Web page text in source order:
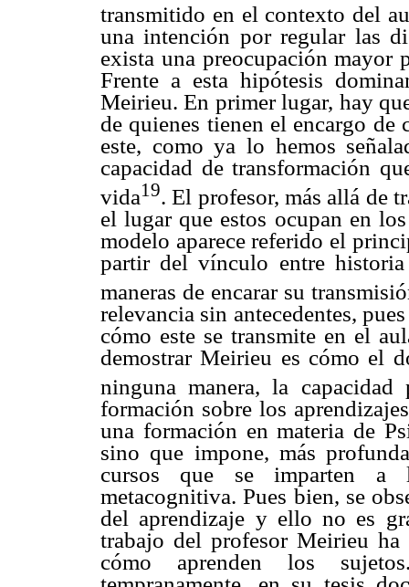
transmitido en el contexto del
una intención por regular las
exista una preocupación mayor
Frente a esta hipótesis
Meirieu. En primer lugar, hay
de quienes tienen el encargo
este, como ya lo hemos
capacidad de transformación
vida19. El profesor, más allá de
el lugar que estos ocupan en
modelo aparece referido el
partir del vínculo entre
maneras de encarar su
relevancia sin antecedentes,
cómo este se transmite en el
demostrar Meirieu es cómo el
ninguna manera, la capacidad
formación sobre los
una formación en materia de
sino que impone, más
cursos que se imparten a
metacognitiva. Pues bien, se
del aprendizaje y ello no es
trabajo del profesor Meirieu
cómo aprenden los